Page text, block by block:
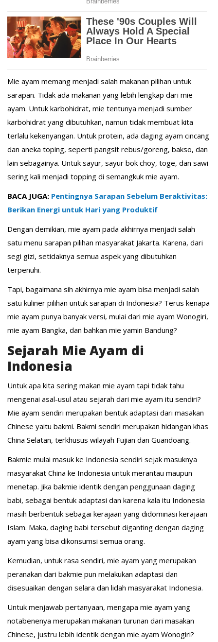
Mie ayam memang menjadi salah makanan pilihan untuk
sarapan. Tidak ada makanan yang lebih lengkap dari mie
ayam. Untuk karbohidrat, mie tentunya menjadi sumber
karbohidrat yang dibutuhkan, namun tidak membuat kita
terlalu kekenyangan. Untuk protein, ada daging ayam cincang
dan aneka toping, seperti pangsit rebus/goreng, bakso, dan
lain sebagainya. Untuk sayur, sayur bok choy, toge, dan sawi
sering kali menjadi topping di semangkuk mie ayam.
BACA JUGA: Pentingnya Sarapan Sebelum Beraktivitas:
Berikan Energi untuk Hari yang Produktif
Dengan demikian, mie ayam pada akhirnya menjadi salah
satu menu sarapan pilihan masyarakat Jakarta. Karena, dari
segi gizi, setidaknya semua aspek yang dibutuhkan
terpenuhi.
Tapi, bagaimana sih akhirnya mie ayam bisa menjadi salah
satu kuliner pilihan untuk sarapan di Indonesia? Terus kenapa
mie ayam punya banyak versi, mulai dari mie ayam Wonogiri,
mie ayam Bangka, dan bahkan mie yamin Bandung?
Sejarah Mie Ayam di
Indonesia
Untuk apa kita sering makan mie ayam tapi tidak tahu
mengenai asal-usul atau sejarah dari mie ayam itu sendiri?
Mie ayam sendiri merupakan bentuk adaptasi dari masakan
Chinese yaitu bakmi. Bakmi sendiri merupakan hidangan khas
China Selatan, terkhusus wilayah Fujian dan Guandoang.
Bakmie mulai masuk ke Indonesia sendiri sejak masuknya
masyarakat China ke Indonesia untuk merantau maupun
menetap. Jika bakmie identik dengan penggunaan daging
babi, sebagai bentuk adaptasi dan karena kala itu Indonesia
masih berbentuk sebagai kerajaan yang didominasi kerajaan
Islam. Maka, daging babi tersebut diganting dengan daging
ayam yang bisa dikonsumsi semua orang.
Kemudian, untuk rasa sendiri, mie ayam yang merupakan
peranakan dari bakmie pun melakukan adaptasi dan
disesuaikan dengan selara dan lidah masyarakat Indonesia.
Untuk menjawab pertanyaan, mengapa mie ayam yang
notabenenya merupakan makanan turunan dari masakan
Chinese, justru lebih identik dengan mie ayam Wonogiri?